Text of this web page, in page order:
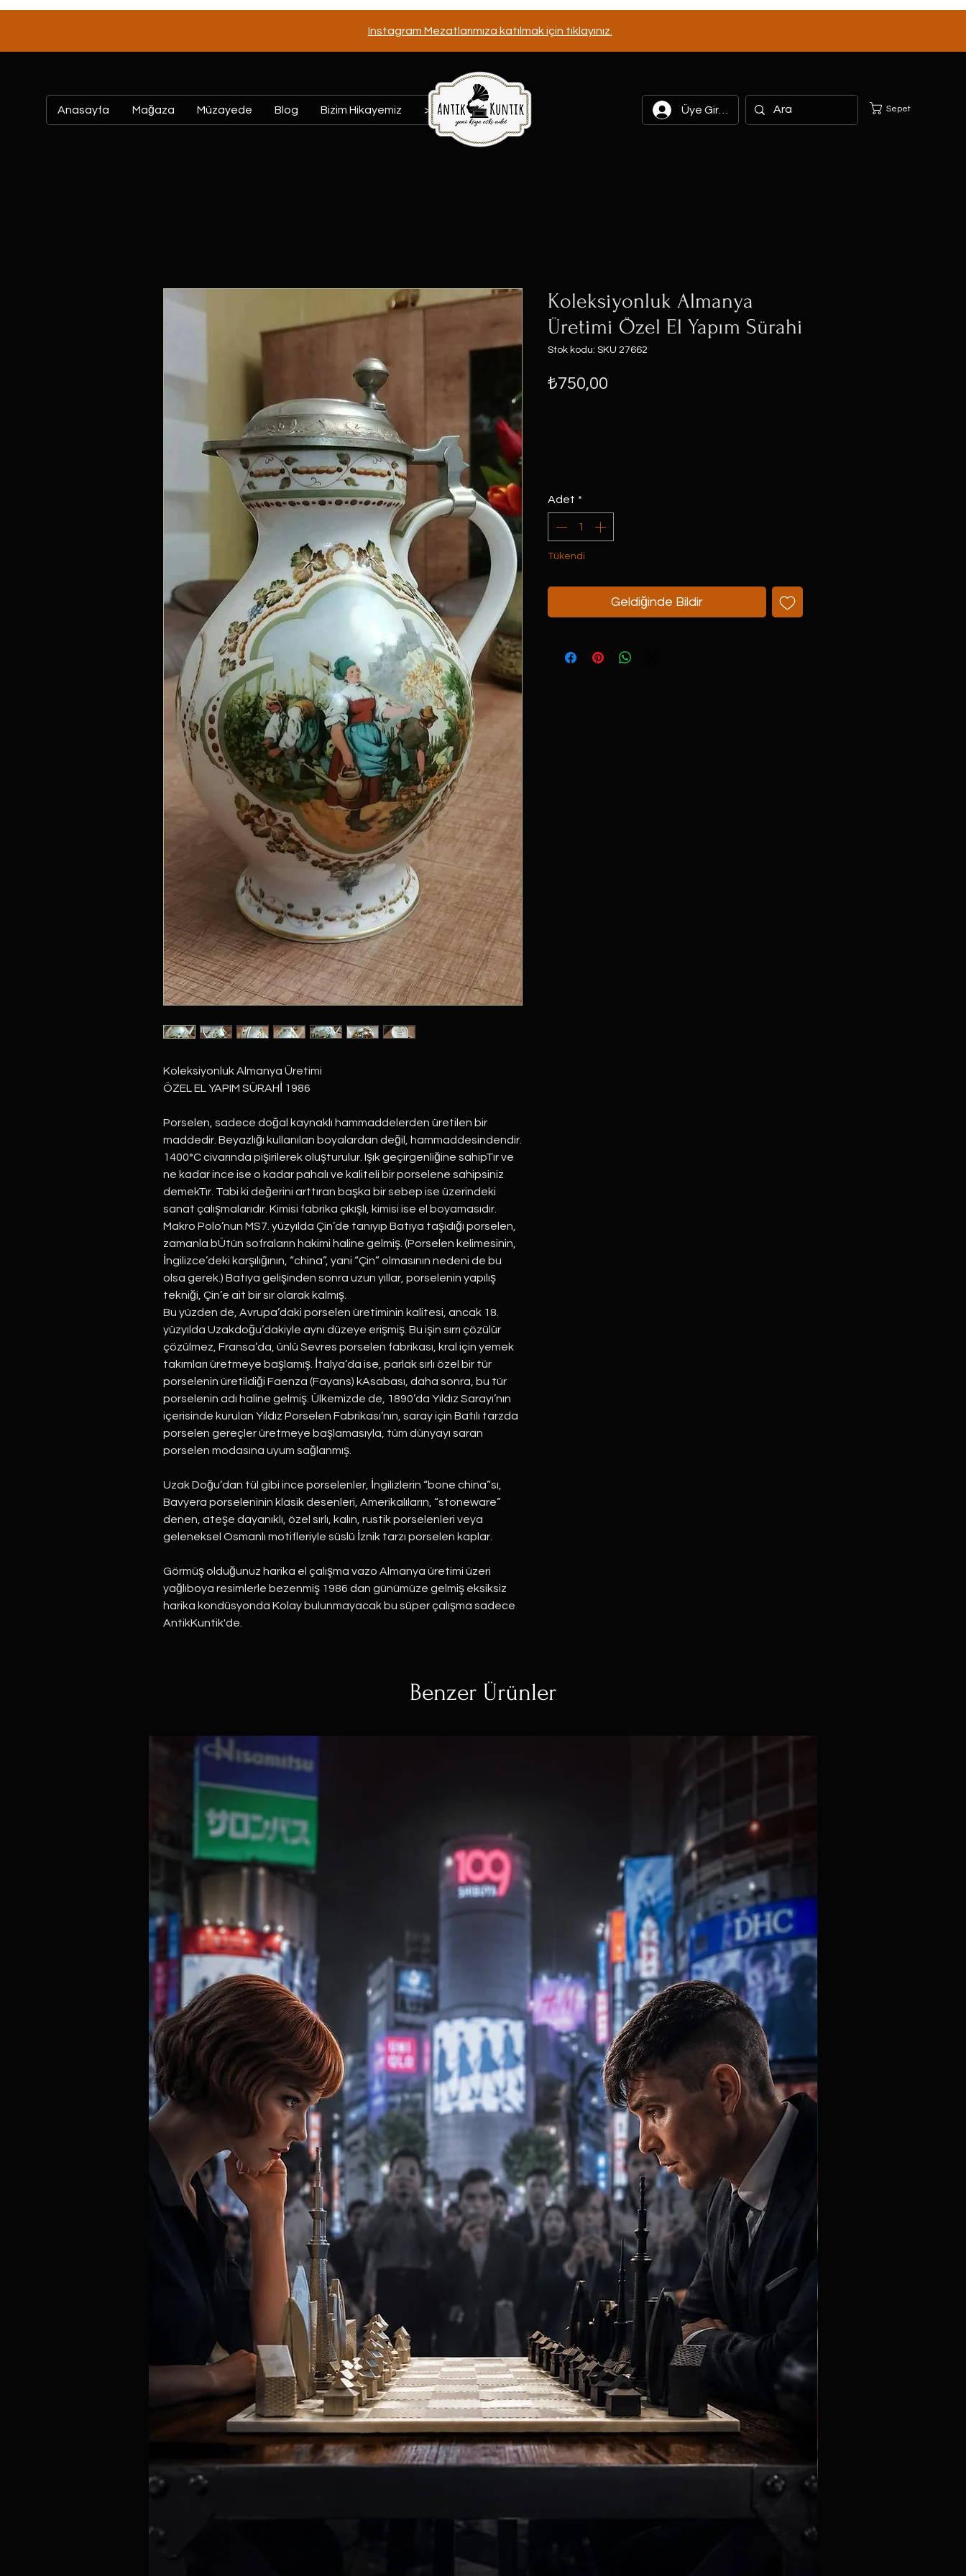
Instagram Mezatlarımıza katılmak için tıklayınız.
Anasayfa Mağaza Müzayede Blog Bizim Hikayemiz >>> Üye Girişi Sepet
Koleksiyonluk Almanya Üretimi
ÖZEL EL YAPIM SÜRAHİ 1986
Porselen, sadece doğal kaynaklı hammaddelerden üretilen bir
maddedir. Beyazlığı kullanılan boyalardan değil, hammaddesindendir.
1400°C civarında pişirilerek oluşturulur. Işık geçirgenliğine sahipTır ve
ne kadar ince ise o kadar pahalı ve kaliteli bir porselene sahipsiniz
demekTır. Tabi ki değerini arttıran başka bir sebep ise üzerindeki
sanat çalışmalarıdır. Kimisi fabrika çıkışlı, kimisi ise el boyamasıdır.
Makro Polo’nun MS7. yüzyılda Çin’de tanıyıp Batıya taşıdığı porselen,
zamanla bÜtün sofraların hakimi haline gelmiş. (Porselen kelimesinin,
İngilizce’deki karşılığının, “china”, yani “Çin” olmasının nedeni de bu
olsa gerek.) Batıya gelişinden sonra uzun yıllar, porselenin yapılış
tekniği, Çin’e ait bir sır olarak kalmış.
Bu yüzden de, Avrupa’daki porselen üretiminin kalitesi, ancak 18.
yüzyılda Uzakdoğu’dakiyle aynı düzeye erişmiş. Bu işin sırrı çözülür
çözülmez, Fransa’da, ünlü Sevres porselen fabrikası, kral için yemek
takımları üretmeye başlamış. İtalya’da ise, parlak sırlı özel bir tür
porselenin üretildiği Faenza (Fayans) kAsabası, daha sonra, bu tür
porselenin adı haline gelmiş. Ülkemizde de, 1890’da Yıldız Sarayı’nın
içerisinde kurulan Yıldız Porselen Fabrikası’nın, saray için Batılı tarzda
porselen gereçler üretmeye başlamasıyla, tüm dünyayı saran
porselen modasına uyum sağlanmış.
Uzak Doğu’dan tül gibi ince porselenler, İngilizlerin “bone china”sı,
Bavyera porseleninin klasik desenleri, Amerikalıların, “stoneware”
denen, ateşe dayanıklı, özel sırlı, kalın, rustik porselenleri veya
geleneksel Osmanlı motifleriyle süslü İznik tarzı porselen kaplar.
Görmüş olduğunuz harika el çalışma vazo Almanya üretimi üzeri
yağlıboya resimlerle bezenmiş 1986 dan günümüze gelmiş eksiksiz
harika kondüsyonda Kolay bulunmayacak bu süper çalışma sadece
AntikKuntik'de.
Koleksiyonluk Almanya
Üretimi Özel El Yapım Sürahi
Stok kodu: SKU 27662
₺750,00
Adet *
Tükendi
Geldiğinde Bildir
Benzer Ürünler